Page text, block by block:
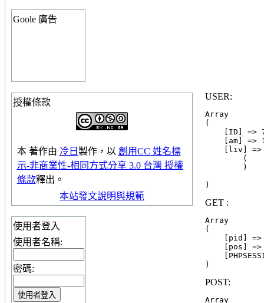
Goole 廣告
授權條款
本 著作由 冷日 製作，以 創用CC 姓名標
示-非商業性-相同方式分享 3.0 台灣 授權
條款釋出。
本站發文說明與規範
使用者登入
使用者名稱:
密碼:
USER:
Array
(
[ID] =>
[am] =>
[liv] =>
        (
        )
GET :
Array
(
[pid] =>
[pos] =>
POST:
Array